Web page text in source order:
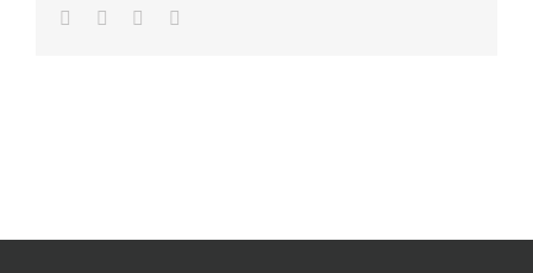
FacebookLinkedInWhatsapp